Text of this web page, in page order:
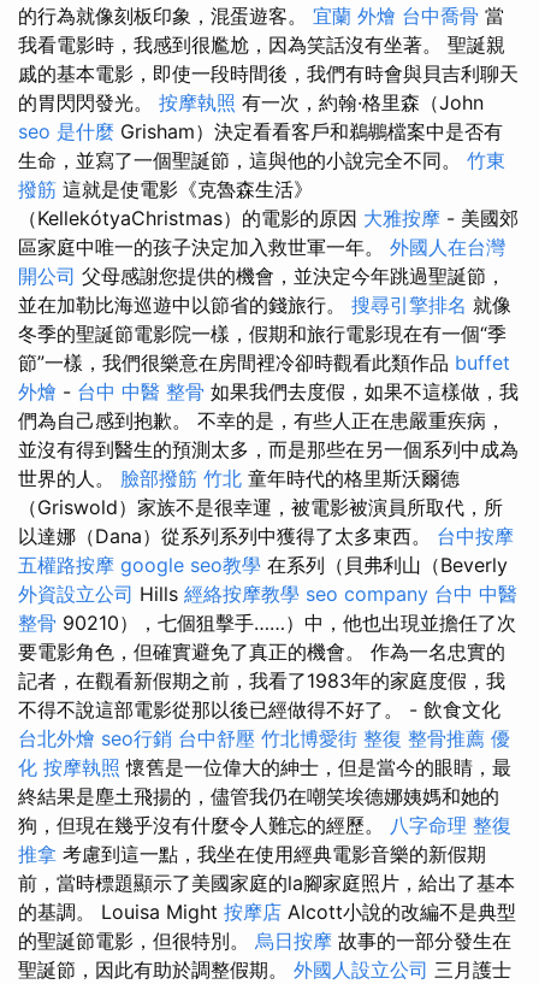
的行為就像刻板印象，混蛋遊客。 宜蘭 外燴 台中喬骨 當
我看電影時，我感到很尷尬，因為笑話沒有坐著。 聖誕親
戚的基本電影，即使一段時間後，我們有時會與貝吉利聊天
的胃閃閃發光。 按摩執照 有一次，約翰·格里森（John
seo 是什麼 Grisham）決定看看客戶和鵜鶘檔案中是否有
生命，並寫了一個聖誕節，這與他的小說完全不同。 竹東
撥筋 這就是使電影《克魯森生活》
（KellekótyaChristmas）的電影的原因 大雅按摩 - 美國郊
區家庭中唯一的孩子決定加入救世軍一年。 外國人在台灣
開公司 父母感謝您提供的機會，並決定今年跳過聖誕節，
並在加勒比海巡遊中以節省的錢旅行。 搜尋引擎排名 就像
冬季的聖誕節電影院一樣，假期和旅行電影現在有一個“季
節”一樣，我們很樂意在房間裡冷卻時觀看此類作品 buffet
外燴 - 台中 中醫 整骨 如果我們去度假，如果不這樣做，我
們為自己感到抱歉。 不幸的是，有些人正在患嚴重疾病，
並沒有得到醫生的預測太多，而是那些在另一個系列中成為
世界的人。 臉部撥筋 竹北 童年時代的格里斯沃爾德
（Griswold）家族不是很幸運，被電影被演員所取代，所
以達娜（Dana）從系列系列中獲得了太多東西。 台中按摩
五權路按摩 google seo教學 在系列（貝弗利山（Beverly
外資設立公司 Hills 經絡按摩教學 seo company 台中 中醫
整骨 90210），七個狙擊手……）中，他也出現並擔任了次
要電影角色，但確實避免了真正的機會。 作為一名忠實的
記者，在觀看新假期之前，我看了1983年的家庭度假，我
不得不說這部電影從那以後已經做得不好了。 - 飲食文化
台北外燴 seo行銷 台中舒壓 竹北博愛街 整復 整骨推薦 優
化 按摩執照 懷舊是一位偉大的紳士，但是當今的眼睛，最
終結果是塵土飛揚的，儘管我仍在嘲笑埃德娜姨媽和她的
狗，但現在幾乎沒有什麼令人難忘的經歷。 八字命理 整復
推拿 考慮到這一點，我坐在使用經典電影音樂的新假期
前，當時標題顯示了美國家庭的la腳家庭照片，給出了基本
的基調。 Louisa Might 按摩店 Alcott小說的改編不是典型
的聖誕節電影，但很特別。 烏日按摩 故事的一部分發生在
聖誕節，因此有助於調整假期。 外國人設立公司 三月護士